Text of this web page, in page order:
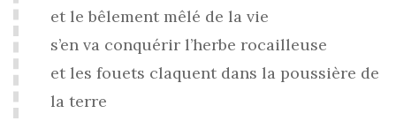
et le bêlement mêlé de la vie
s’en va conquérir l’herbe rocailleuse
et les fouets claquent dans la poussière de
la terre